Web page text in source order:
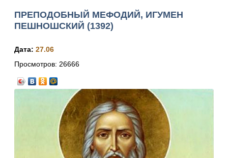
ПРЕПОДОБНЫЙ МЕФОДИЙ, ИГУМЕН
ПЕШНОШСКИЙ (1392)
Дата: 27.06
Просмотров: 26666